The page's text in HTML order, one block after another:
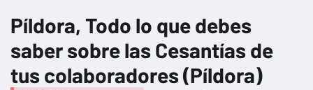
Píldora, Todo lo que debes
saber sobre las Cesantías de
tus colaboradores (Píldora)